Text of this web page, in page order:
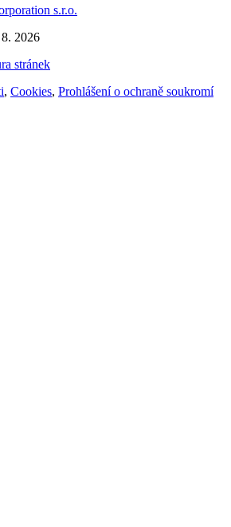
s.r.o.
2026
stránek
, Cookies, Prohlášení o ochraně soukromí